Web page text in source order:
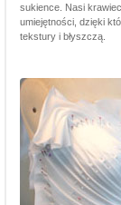
sukience. Nasi
umiejętności, dzięki
tekstury i błyszczą.